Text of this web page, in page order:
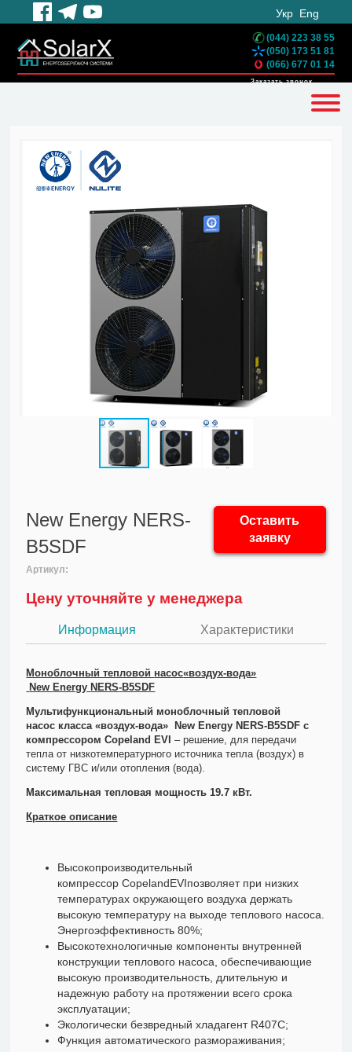
Укр Eng
(044) 223 38 55
(050) 173 51 81
(066) 677 01 14
Заказать звонок
New Energy NERS-
B5SDF
Оставить
заявку
Артикул:
Цену уточняйте у менеджера
Информация Характеристики
Моноблочный тепловой насос«воздух-вода»
New Energy NERS-B5SDF
Мультифункциональный моноблочный тепловой
насос класса «воздух-вода» New Energy NERS-B5SDFс
компрессоромCopeland EVI – решение, для передачи
тепла от низкотемпературного источника тепла (воздух) в
систему ГВС и/или отопления (вода).
Максимальная тепловая мощность 19.7 кВт.
Краткое описание
Высокопроизводительный
компрессор CopelandEVIпозволяет при низких
температурах окружающего воздуха держать
высокую температуру на выходе теплового насоса.
Энергоэффективность 80%;
Высокотехнологичные компоненты внутренней
конструкции теплового насоса, обеспечивающие
высокую производительность, длительную и
надежную работу на протяжении всего срока
эксплуатации;
Экологически безвредный хладагент R407С;
Функция автоматического размораживания;